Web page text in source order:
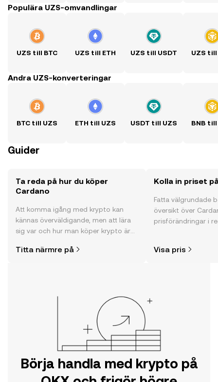
Populära UZS-omvandlingar
UZS till BTC UZS till ETH UZS till USDT UZS till
Andra UZS-konverteringar
BTC till UZS ETH till UZS USDT till UZS BNB till
Guider
Ta reda på hur du köper
Cardano
Att komma igång med krypto kan
kännas överväldigande, men att lära
sig var och hur man köper krypto är
din resa på OKX mobilapp eller direkt
Titta närmre på
Kolla in priset
Fatta välgrundade
översikt över
prisförändringar i
Visa pris
Börja handla med krypto på